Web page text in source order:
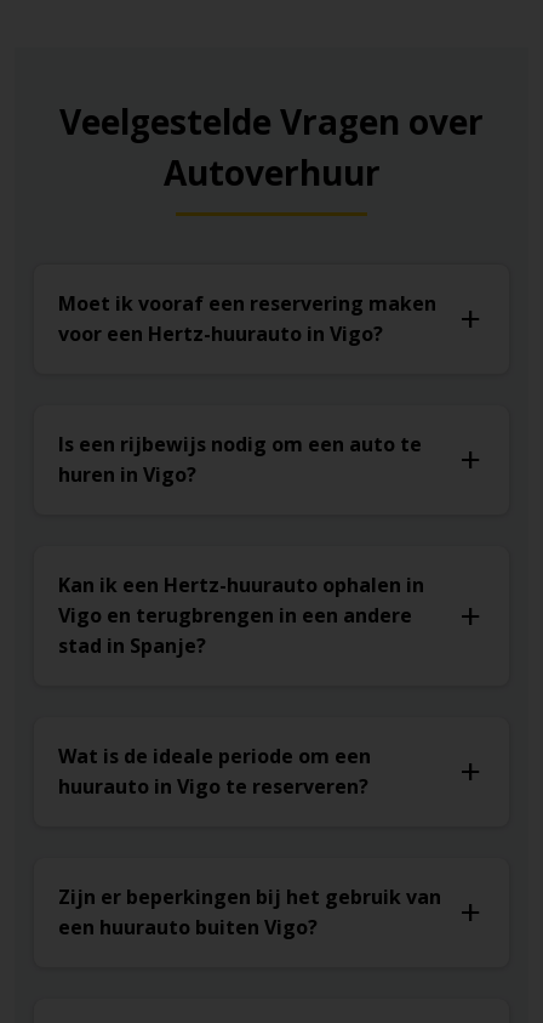
Veelgestelde Vragen over
Autoverhuur
Moet ik vooraf een reservering maken
voor een Hertz-huurauto in Vigo?
Is een rijbewijs nodig om een auto te
huren in Vigo?
Kan ik een Hertz-huurauto ophalen in
Vigo en terugbrengen in een andere
stad in Spanje?
Wat is de ideale periode om een
huurauto in Vigo te reserveren?
Zijn er beperkingen bij het gebruik van
een huurauto buiten Vigo?